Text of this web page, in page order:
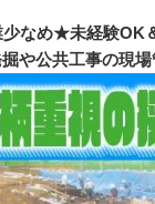
少なめ★未経験OK
や公共工事の現